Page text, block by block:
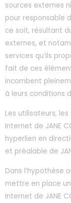
sources externes
pour responsable
ce soit, résultant
externes, et
services qu’ils
fait de ces
incombent
à leurs conditions
Les utilisateurs,
Internet de JANE
hyperlien en
et préalable de
Dans l’hypothèse
mettre en place
Internet de JANE